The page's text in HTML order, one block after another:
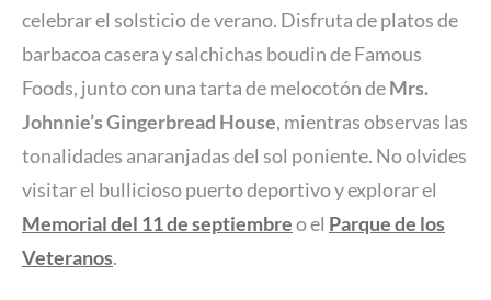
celebrar el solsticio de verano. Disfruta de platos de
barbacoa casera y salchichas boudin de Famous
Foods, junto con una tarta de melocotón deMrs.
Johnnie’s Gingerbread House, mientras observas las
tonalidades anaranjadas del sol poniente. No olvides
visitar el bullicioso puerto deportivo y explorar el
Memorial del 11 de septiembreo el Parque de los
Veteranos.